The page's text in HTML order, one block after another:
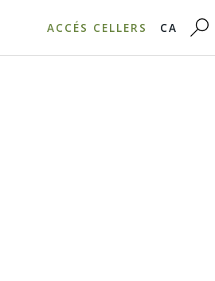
ACCÉS CELLERS CA